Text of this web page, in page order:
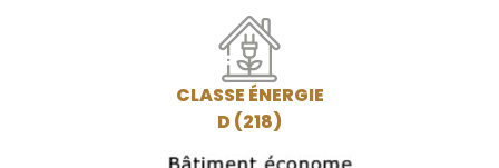
CLASSE ÉNERGIE
D (218)